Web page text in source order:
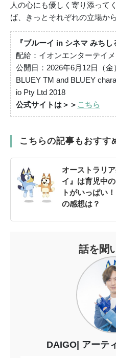
人の心にも優しく寄り添って
ば、きっとそれぞれの立場か
『ブルーイ in シネマ みちし
配給：イオンエンターテイメ
公開日：2026年6月12日（
BLUEY TM and BLUEY
io Pty Ltd 2018
公式サイトは＞＞ こちら
こちらの記事もおすす
オーストラリ
イ』は育児中
トがいっぱい
の感想は？
話を聞
DAIGO アーテ